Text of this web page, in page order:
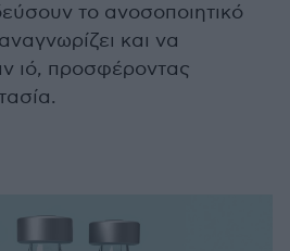
το ανοσοποιητικό
και να
ιό, προσφέροντας